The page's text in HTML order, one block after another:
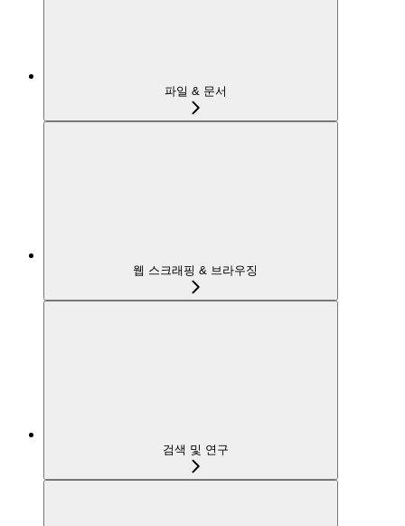
파일 & 문서
웹 스크래핑 & 브라우징
검색 및 연구